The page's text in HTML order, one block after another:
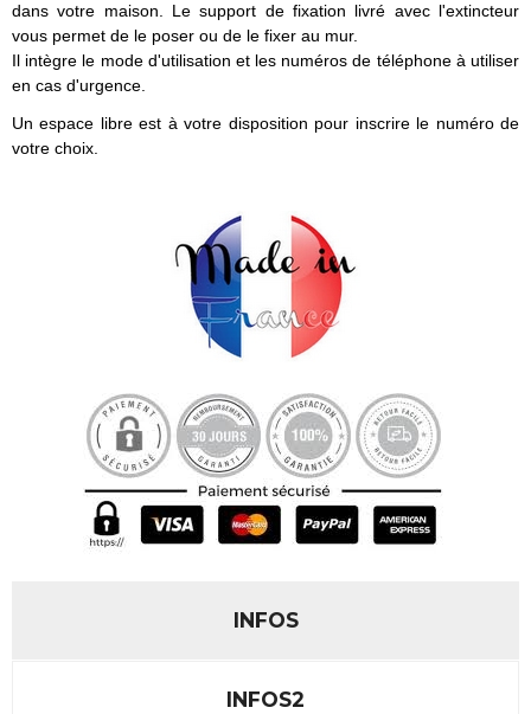
dans votre maison. Le support de fixation livré avec l'extincteur
vous permet de le poser ou de le fixer au mur.
Il intègre le mode d'utilisation et les numéros de téléphone à utiliser
en cas d'urgence.
Un espace libre est à votre disposition pour inscrire le numéro de
votre choix.
INFOS
INFOS2